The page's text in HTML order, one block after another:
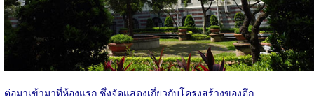
ต่อมาเข้ามาที่ห้องแรก ซึ่งจัดแสดงเกี่ยวกับโครงสร้างของตึก